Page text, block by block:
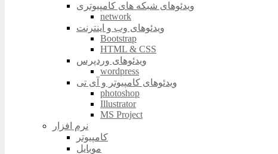
ویدئوهای شبکه های کامپیوتری
network
ویدئوهای وب و اینترنت
Bootstrap
HTML & CSS
ویدئوهای وردپرس
wordpress
ویدئوهای کامپیوتر و آی تی
photoshop
Illustrator
MS Project
نرم افزار
کامپیوتر
موبایل